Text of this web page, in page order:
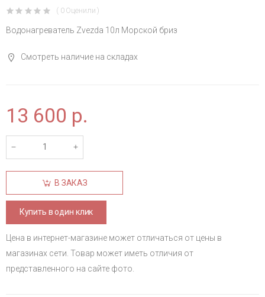
( 0 Оценили )
Водонагреватель Zvezda 10л Морской бриз
Смотреть наличие на складах
13 600 р.
В ЗАКАЗ
Купить в один клик
Цена в интернет-магазине может отличаться от цены в
магазинах сети. Товар может иметь отличия от
представленного на сайте фото.